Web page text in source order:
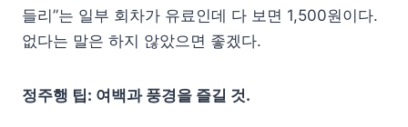
들리”는 일부 회차가 유료인데 다 보면 1,500원이다.
없다는 말은 하지 않았으면 좋겠다.
정주행 팁: 여백과 풍경을 즐길 것.